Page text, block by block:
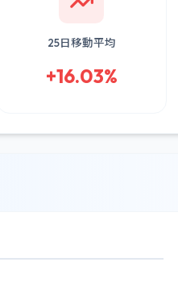
25日移動平均
+16.03%